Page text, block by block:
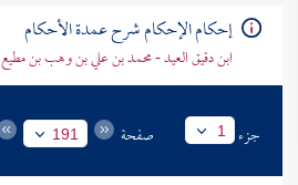
إحكام الإحكام شرح عمدة الأحكام
ابن دقيق العيد - محمد بن علي بن وهب بن مطيع
جزء 1 صفحة 191